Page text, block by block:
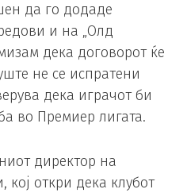
да го додаде
и на „Олд
дека договорот ќе
не се испратени
дека играчот би
во Премиер лигата.
директор на
кој откри дека клубот